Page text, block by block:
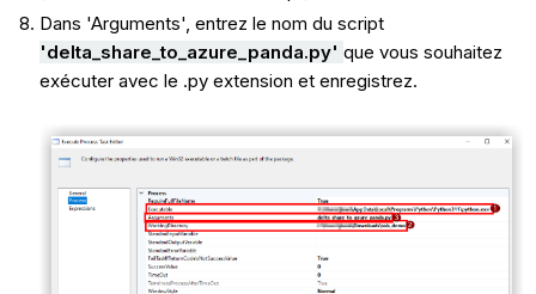
Dans 'Arguments', entrez le nom du script
'delta_share_to_azure_panda.py' que vous souhaitez
exécuter avec le .py extension et enregistrez.